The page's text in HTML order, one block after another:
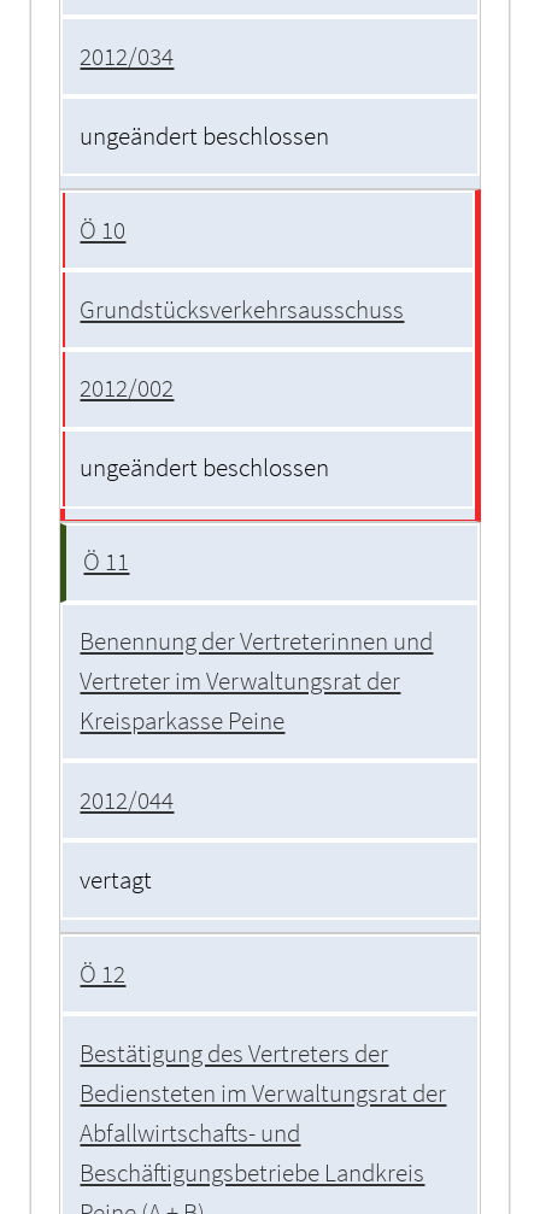
2012/034
ungeändert beschlossen
Ö 10
Grundstücksverkehrsausschuss
2012/002
ungeändert beschlossen
Ö 11
Benennung der Vertreterinnen und
Vertreter im Verwaltungsrat der
Kreisparkasse Peine
2012/044
vertagt
Ö 12
Bestätigung des Vertreters der
Bediensteten im Verwaltungsrat der
Abfallwirtschafts- und
Beschäftigungsbetriebe Landkreis